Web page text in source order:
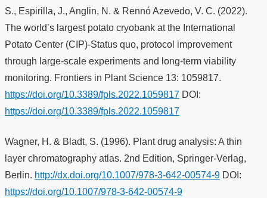
S., Espirilla, J., Anglin, N. & Rennó Azevedo, V. C. (2022).
The world’s largest potato cryobank at the International
Potato Center (CIP)-Status quo, protocol improvement
through large-scale experiments and long-term viability
monitoring. Frontiers in Plant Science 13: 1059817.
https://doi.org/10.3389/fpls.2022.1059817DOI:
https://doi.org/10.3389/fpls.2022.1059817
Wagner, H. & Bladt, S. (1996). Plant drug analysis: A thin
layer chromatography atlas. 2nd Edition, Springer-Verlag,
Berlin. http://dx.doi.org/10.1007/978-3-642-00574-9DOI:
https://doi.org/10.1007/978-3-642-00574-9